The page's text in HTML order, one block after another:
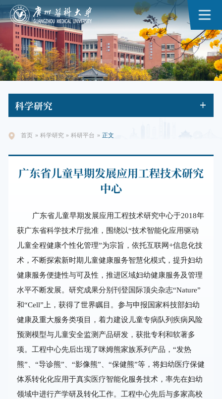
科学研究
首页 » 科学研究 » 科研平台 » 正文
广东省儿童早期发展应用工程技术研究
中心
广东省儿童早期发展应用工程技术研究中心于2018年
获广东省科学技术厅批准，围绕以“技术智能化应用驱动
儿童全程健康个性化管理”为宗旨，依托互联网+信息化技
术，不断探索新时期儿童健康服务智慧化模式，提升妇幼
健康服务便捷性与可及性，推进区域妇幼健康服务及管理
水平不断发展。研究成果分别刊登国际顶尖杂志“Nature”
和“Cell”上，获得了世界瞩目。参与申报国家科技部妇幼
健康及重大服务类项目，着力建设儿童专病队列疾病风险
预测模型与儿童安全监测产品研发，获批专利和软著多
项。工程中心先后出现了咪姆熊家族系列产品，“发热
熊”、“导诊熊”、“影像熊”、“保健熊”等，将妇幼医疗保健
体系转化化应用于真实医疗智能化服务技术，率先在妇幼
领域中进行产学研及转化工作。工程中心先后与多家高校